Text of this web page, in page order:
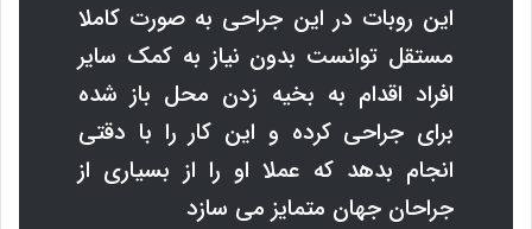
این روبات در این جراحی به صورت کاملا
مستقل توانست بدون نیاز به کمک سایر
افراد اقدام به بخیه زدن محل باز شده
برای جراحی کرده و این کار را با دقتی
انجام بدهد که عملا او را از بسیاری از
جراحان جهان متمایز می سازد